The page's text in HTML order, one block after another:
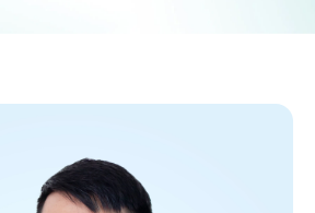
Thuận Mỹ